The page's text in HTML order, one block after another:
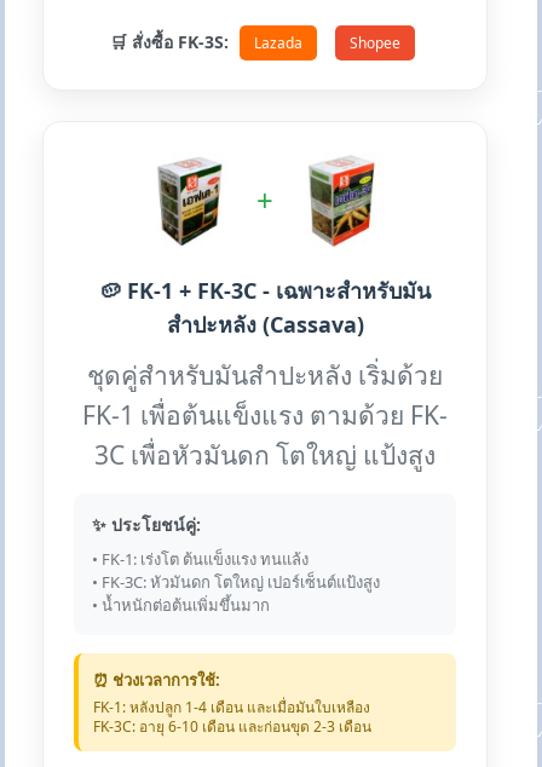
🛒 สั่งซื้อ FK-3S: Lazada Shopee
+
🥔 FK-1 + FK-3C - เฉพาะสำหรับมัน
สำปะหลัง (Cassava)
ชุดคู่สำหรับมันสำปะหลัง เริ่มด้วย
FK-1 เพื่อต้นแข็งแรง ตามด้วย FK-
3C เพื่อหัวมันดก โตใหญ่ แป้งสูง
✨ ประโยชน์คู่:
• FK-1: เร่งโต ต้นแข็งแรง ทนแล้ง
• FK-3C: หัวมันดก โตใหญ่ เปอร์เซ็นต์แป้งสูง
• น้ำหนักต่อต้นเพิ่มขึ้นมาก
⏰ ช่วงเวลาการใช้:
FK-1: หลังปลูก 1-4 เดือน และเมื่อมันใบเหลือง
FK-3C: อายุ 6-10 เดือน และก่อนขุด 2-3 เดือน